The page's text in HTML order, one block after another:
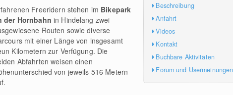
Beschreibung
Anfahrt
Videos
Kontakt
Buchbare Aktivitäten
Forum und Usermeinungen
Freeridern stehen im Bikepark
der Hornbahn in Hindelang zwei
Routen sowie diverse
mit einer Länge von insgesamt
Kilometern zur Verfügung. Die
Abfahrten weisen einen
von jeweils 516 Metern